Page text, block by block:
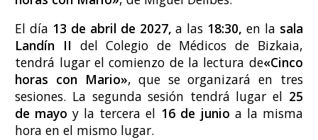
El día 13 de abril de 2027, a las 18:30, en la sala
Landín II del Colegio de Médicos de Bizkaia,
tendrá lugar el comienzo de la lectura de«Cinco
horas con Mario», que se organizará en tres
sesiones. La segunda sesión tendrá lugar el 25
de mayo y la tercera el 16 de junio a la misma
hora en el mismo lugar.